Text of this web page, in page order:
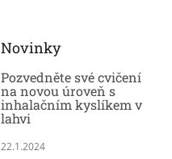
Novinky
Pozvedněte své cvičení
na novou úroveň s
inhalačním kyslíkem v
lahvi
22.1.2024